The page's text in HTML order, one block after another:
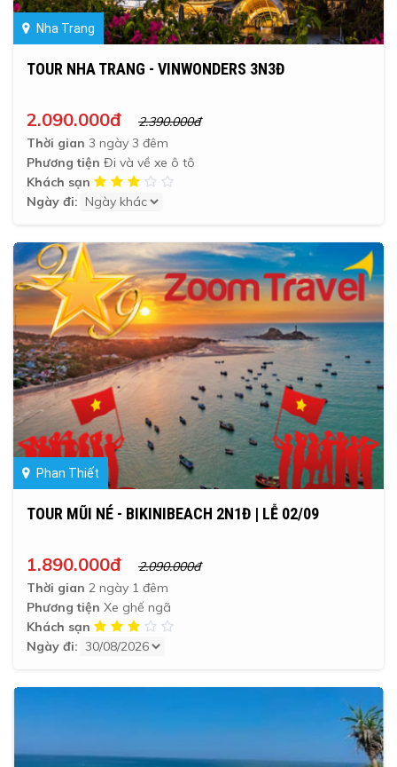
Nha Trang
TOUR NHA TRANG - VINWONDERS 3N3Đ
2.090.000đ
2.390.000đ
Thời gian 3 ngày 3 đêm
Phương tiện Đi và về xe ô tô
Khách sạn
Ngày đi:
Phan Thiết
TOUR MŨI NÉ - BIKINIBEACH 2N1Đ | LỄ 02/09
1.890.000đ
2.090.000đ
Thời gian 2 ngày 1 đêm
Phương tiện Xe ghế ngã
Khách sạn
Ngày đi: